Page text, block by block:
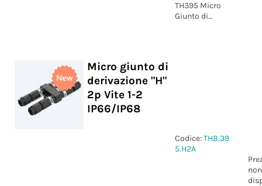
TH395 Micro
Giunto di
Micro giunto di
derivazione "H"
2p Vite 1-2
IP66/IP68
Codice:THB.39
5.H2A
non